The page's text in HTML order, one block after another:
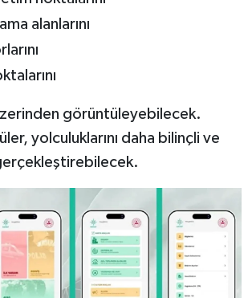
alanlarını
görüntüleyebilecek.
yolculuklarını daha bilinçli ve